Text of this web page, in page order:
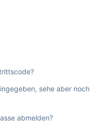
sehe aber noch
abmelden?